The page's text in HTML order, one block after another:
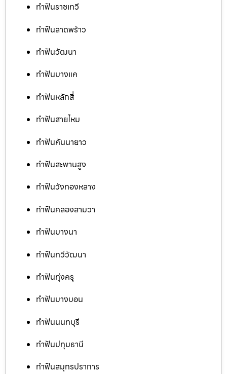
ทำฟันราชเทวี
ทำฟันลาดพร้าว
ทำฟันวัฒนา
ทำฟันบางแค
ทำฟันหลักสี่
ทำฟันสายไหม
ทำฟันคันนายาว
ทำฟันสะพานสูง
ทำฟันวังทองหลาง
ทำฟันคลองสามวา
ทำฟันบางนา
ทำฟันทวีวัฒนา
ทำฟันทุ่งครุ
ทำฟันบางบอน
ทำฟันนนทบุรี
ทำฟันปทุมธานี
ทำฟันสมุทรปราการ